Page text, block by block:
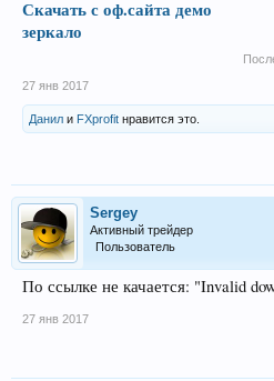
Скачать с оф.сайта демо
зеркало
27 янв 2017
Данил и FXprofit нравится это.
Sergey
Активный трейдер
Пользователь
По ссылке не качается: "Invalid
27 янв 2017